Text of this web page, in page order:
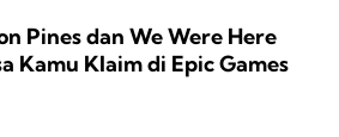
Pines dan We Were Here
Kamu Klaim di Epic Games